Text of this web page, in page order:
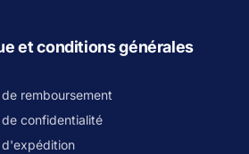
et conditions générales
remboursement
confidentialité